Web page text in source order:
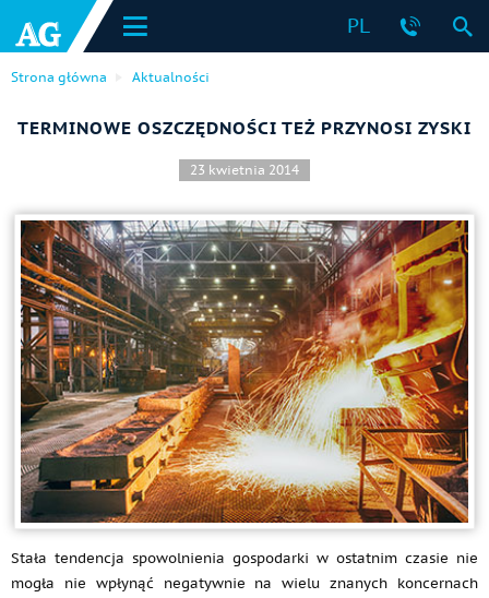
PL
Strona główna Aktualności
TERMINOWE OSZCZĘDNOŚCI TEŻ PRZYNOSI ZYSKI
23 kwietnia 2014
Stała tendencja spowolnienia gospodarki w ostatnim czasie nie
mogła nie wpłynąć negatywnie na wielu znanych koncernach